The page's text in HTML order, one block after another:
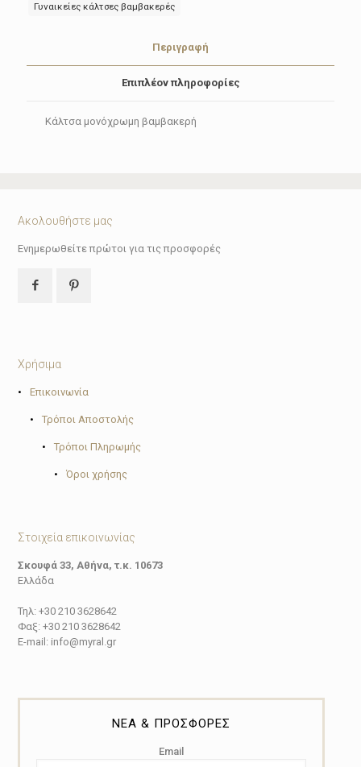
Γυναικείες κάλτσες βαμβακερές
Περιγραφή
Επιπλέον πληροφορίες
Κάλτσα μονόχρωμη βαμβακερή
Ακολουθήστε μας
Ενημερωθείτε πρώτοι για τις προσφορές
Χρήσιμα
• Επικοινωνία
• Τρόποι Αποστολής
• Τρόποι Πληρωμής
• Όροι χρήσης
Στοιχεία επικοινωνίας
Σκουφά 33, Αθήνα, τ.κ. 10673
Ελλάδα
Τηλ: +30 210 3628642
Φαξ: +30 210 3628642
E-mail: info@myral.gr
ΝΕΑ & ΠΡΟΣΦΟΡΕΣ
Email